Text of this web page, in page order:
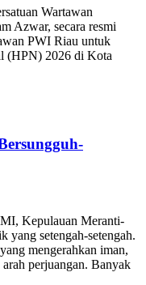
Wartawan
Azwar, secara resmi
PWI Riau untuk
(HPN) 2026 di Kota
Kepulauan Meranti-
yang setengah-setengah.
mengerahkan iman,
perjuangan. Banyak